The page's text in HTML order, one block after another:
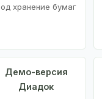
хранение бумаг
Демо-версия
Диадок